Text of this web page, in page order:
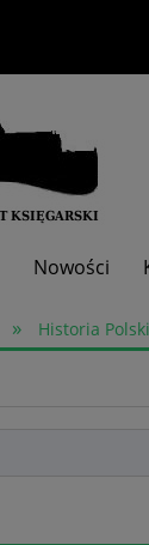
Nowości
» Historia Polski